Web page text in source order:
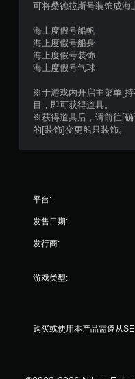
可将桑德拉斯号装饰成海
海上度假号船帆
海上度假号船身
海上度假号装饰
海上度假号气球
※于游戏内开启主菜单[
目，即可获得道具。
※获得道具后，请前往[确
的[装饰]变更船只装饰。
平台:
发售日期:
发行商:
游戏类型:
购买或使用本产品需遵从